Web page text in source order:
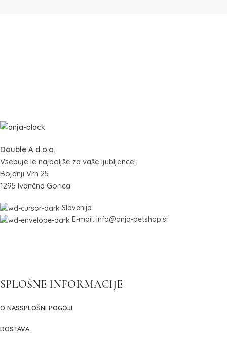
Double A d.o.o.
Vsebuje le najboljše za vaše ljubljence!
Bojanji Vrh 25
1295 Ivančna Gorica
Slovenija
E-mail: info@anja-petshop.si
SPLOŠNE INFORMACIJE
O NASSPLOŠNI POGOJI
DOSTAVA